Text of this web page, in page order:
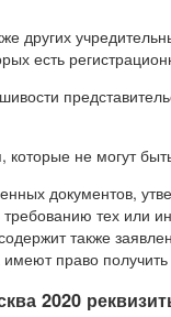
других
есть
которые не могут
документов,
тех или
также
имеют право
2020